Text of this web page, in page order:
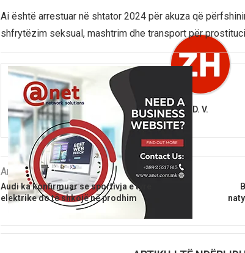
Ai është arrestuar në shtator 2024 për akuza që
shfrytëzim seksual, mashtrim dhe transport për
D. V.
Artikulli i mëparshëm
Audi ka konfirmuar se sportivja e tyre
elektrike do të shkojë në prodhim